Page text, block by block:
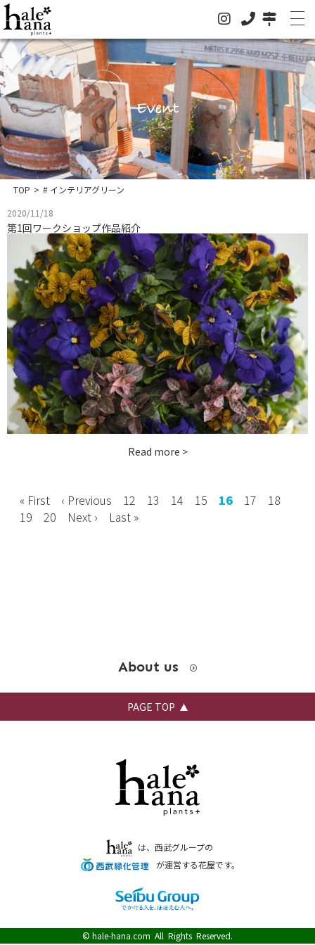
ホーム
オンラインストア
法人の方はこちらへ
お知らせ
グリーン
ドライフラワー
ハレハナについて
お問い合わせ
instagram
Event
TOP > # インテリアグリーン
2020/11/18
第1回ワークショップ作品紹介
Read more >
« First ‹ Previous 12 13 14 15 16 17
18
19
20 Next › Last »
About us
PAGE TOP
は、西武グループの
が運営する花屋です。
© hale-hana.com All Rights Reserved.